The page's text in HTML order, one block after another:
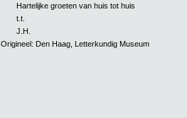
Hartelijke groeten van huis tot huis
t.t.
J.H.
Origineel: Den Haag, Letterkundig Museum